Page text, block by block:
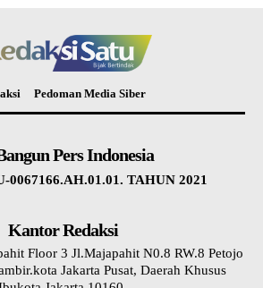
Pedoman Media Siber
Pers Indonesia
0067166.AH.01.01. TAHUN 2021
Kantor Redaksi
Floor 3 Jl.Majapahit N0.8 RW.8 Petojo
Jakarta Pusat, Daerah Khusus